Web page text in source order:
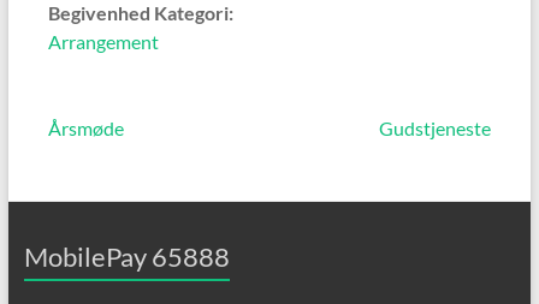
Begivenhed Kategori:
Arrangement
Årsmøde Gudstjeneste
MobilePay 65888